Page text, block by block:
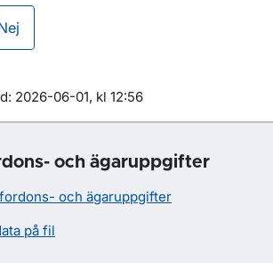
2026-06-01, kl 12:56
och ägaruppgifter
och ägaruppgifter
på fil